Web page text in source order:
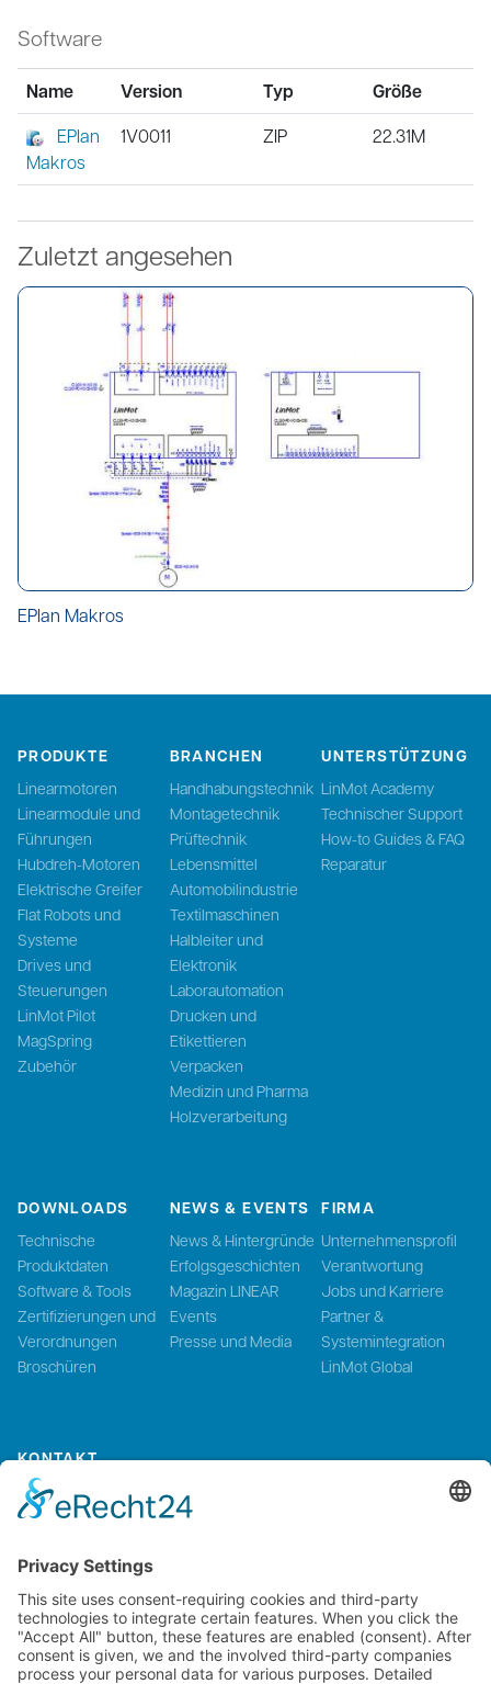
Software
Name Version Typ Größe
EPlan
Makros
1V0011 ZIP 22.31M
Zuletzt angesehen
EPlan Makros
PRODUKTE
Linearmotoren
Linearmodule und
Führungen
Hubdreh-Motoren
Elektrische Greifer
Flat Robots und
Systeme
Drives und
Steuerungen
LinMot Pilot
MagSpring
Zubehör
BRANCHEN
Handhabungstechnik
Montagetechnik
Prüftechnik
Lebensmittel
Automobilindustrie
Textilmaschinen
Halbleiter und
Elektronik
Laborautomation
Drucken und
Etikettieren
Verpacken
Medizin und Pharma
Holzverarbeitung
UNTERSTÜTZUNG
LinMot Academy
Technischer Support
How-to Guides & FAQ
Reparatur
DOWNLOADS
Technische
Produktdaten
Software & Tools
Zertifizierungen und
Verordnungen
Broschüren
NEWS & EVENTS
News & Hintergründe
Erfolgsgeschichten
Magazin LINEAR
Events
Presse und Media
FIRMA
Unternehmensprofil
Verantwortung
Jobs und Karriere
Partner &
Systemintegration
LinMot Global
KONTAKT
Kontaktieren Sie uns